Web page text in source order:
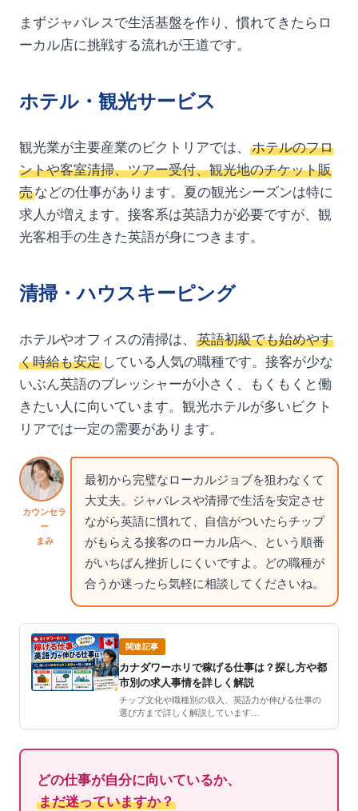
まずジャパレスで生活基盤を作り、慣れてきたらロ
ーカル店に挑戦する流れが王道です。
ホテル・観光サービス
観光業が主要産業のビクトリアでは、
ホテルのフロ
ントや客室清掃、ツアー受付、観光地のチケット販
売などの仕事があります。夏の観光シーズンは特に
求人が増えます。接客系は英語力が必要ですが、観
光客相手の生きた英語が身につきます。
清掃・ハウスキーピング
ホテルやオフィスの清掃は、
英語初級でも始めやす
く時給も安定している人気の職種です。接客が少な
いぶん英語のプレッシャーが小さく、もくもくと働
きたい人に向いています。観光ホテルが多いビクト
リアでは一定の需要があります。
カウンセラ
ー
まみ
最初から完璧なローカルジョブを狙わなくて
大丈夫。ジャパレスや清掃で生活を安定させ
ながら英語に慣れて、自信がついたらチップ
がもらえる接客のローカル店へ、という順番
がいちばん挫折しにくいですよ。どの職種が
合うか迷ったら気軽に相談してくださいね。
関連記事
カナダワーホリで稼げる仕事は？探し方や都
市別の求人事情を詳しく解説
チップ文化や職種別の収入、英語力が伸びる仕事の
選び方まで詳しく解説しています…
どの仕事が自分に向いているか、
まだ迷っていますか？